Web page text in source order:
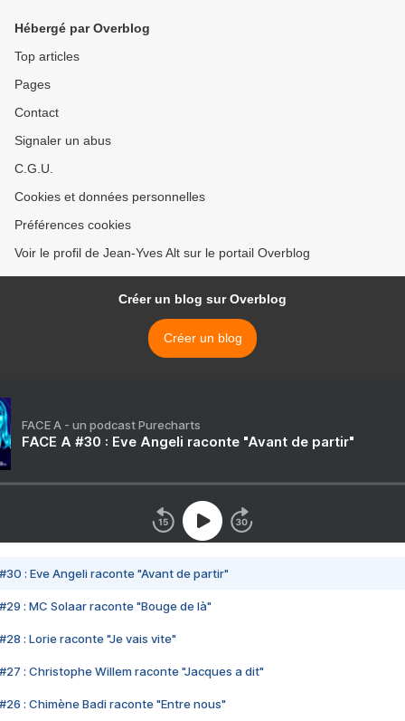
Hébergé par Overblog
Top articles
Pages
Contact
Signaler un abus
C.G.U.
Cookies et données personnelles
Préférences cookies
Voir le profil de Jean-Yves Alt sur le portail Overblog
Créer un blog sur Overblog
Créer un blog
FACE A - un podcast Purecharts
FACE A #30 : Eve Angeli raconte "Avant de partir"
#30 : Eve Angeli raconte "Avant de partir"
#29 : MC Solaar raconte "Bouge de là"
#28 : Lorie raconte "Je vais vite"
#27 : Christophe Willem raconte "Jacques a dit"
#26 : Chimène Badi raconte "Entre nous"